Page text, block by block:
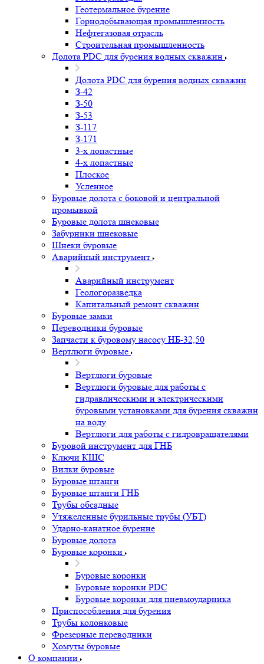
Геотермальное бурение
Горнодобывающая промышленность
Нефтегазовая отрасль
Строительная промышленность
Долота PDC для бурения водных скважин
Долота PDC для бурения водных скважин
З-42
З-50
З-53
З-117
З-171
3-х лопастные
4-х лопастные
Плоское
Усленное
Буровые долота с бoковой и центральной
промывкой
Буровые долота шнековые
Забурники шнековые
Шнеки буровые
Аварийный инструмент
Аварийный инструмент
Геологоразведка
Капитальный ремонт скважин
Буровые замки
Переводники буровые
Запчасти к буровому насосу НБ-32,50
Вертлюги буровые
Вертлюги буровые
Вертлюги буровые для работы с
гидравлическими и электрическими
буровыми установками для бурения скважин
на воду
Вертлюги для работы с гидровращателями
Буровой инструмент для ГНБ
Ключи КШС
Вилки буровые
Буровые штанги
Буровые штанги ГНБ
Трубы обсадные
Утяжеленные бурильные трубы (УБТ)
Ударно-канатное бурение
Буровые долота
Буровые коронки
Буровые коронки
Буровые коронки PDC
Буровые коронки для пневмоударника
Приспособления для бурения
Трубы колонковые
Фрезерные переводники
Хомуты буровые
О компании